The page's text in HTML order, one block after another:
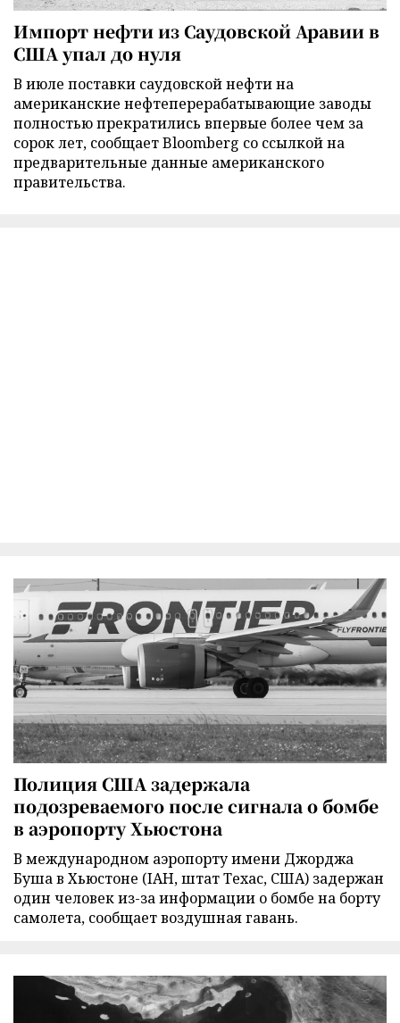
Импорт нефти из Саудовской Аравии в
США упал до нуля
В июле поставки саудовской нефти на
американские нефтеперерабатывающие заводы
полностью прекратились впервые более чем за
сорок лет, сообщает Bloomberg со ссылкой на
предварительные данные американского
правительства.
Полиция США задержала
подозреваемого после сигнала о бомбе
в аэропорту Хьюстона
В международном аэропорту имени Джорджа
Буша в Хьюстоне (IAH, штат Техас, США) задержан
один человек из-за информации о бомбе на борту
самолета, сообщает воздушная гавань.